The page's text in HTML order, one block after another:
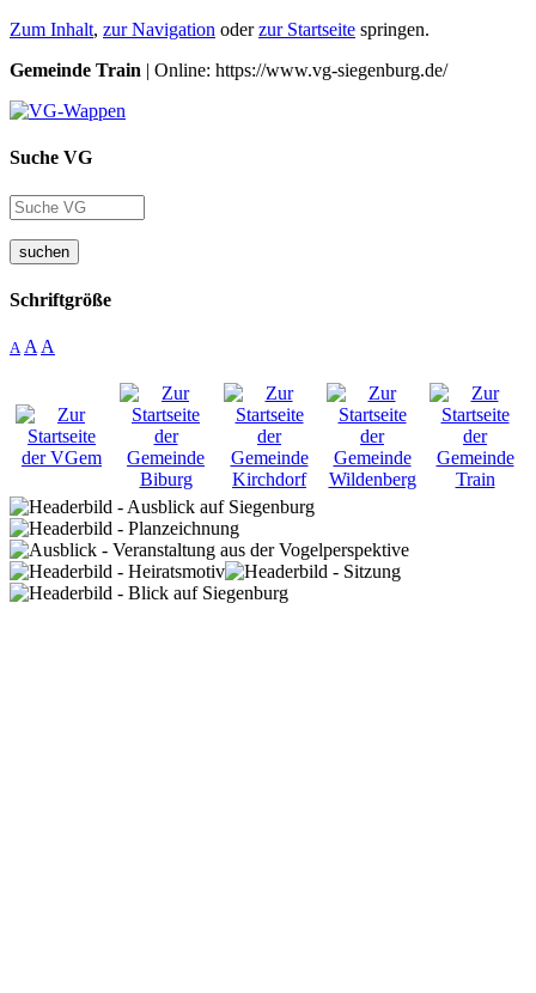
Zum Inhalt, zur Navigation oderzur Startseite springen.
Gemeinde Train | Online: https://www.vg-siegenburg.de/
Suche VG
suchen
Schriftgröße
A A A